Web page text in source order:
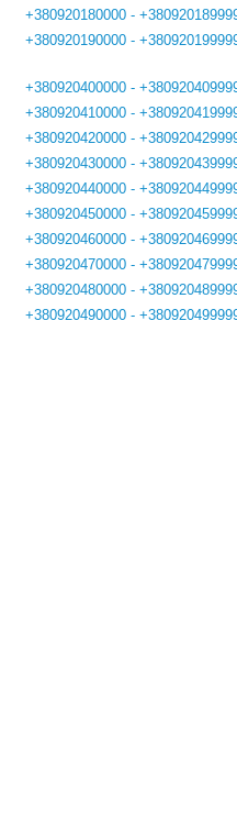
+380920180000 -
+380920190000 -
+380920400000 -
+380920410000 -
+380920420000 -
+380920430000 -
+380920440000 -
+380920450000 -
+380920460000 -
+380920470000 -
+380920480000 -
+380920490000 -